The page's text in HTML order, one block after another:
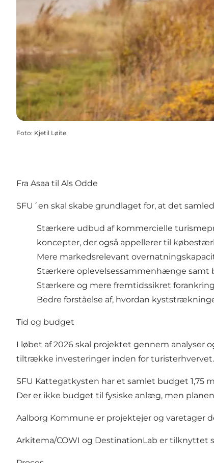
Foto: Kjetil Løite
Fra Asaa til Als Odde
SFU´en skal skabe grundlaget for, at det
Stærkere udbud af kommercielle
koncepter, der også appellerer til
Mere markedsrelevant
Stærkere oplevelsessammenhænge samt
Stærkere og mere fremtidssikret
Bedre forståelse af, hvordan
Tid og budget
I løbet af 2026 skal projektet gennem analyser
tiltrække investeringer inden for turisterhvervet.
SFU Kattegatkysten har et samlet budget 1,75
Der er ikke budget til fysiske anlæg, men
Aalborg Kommune er projektejer og varetager
Arkitema/COWI og DestinationLab er tilknyttet